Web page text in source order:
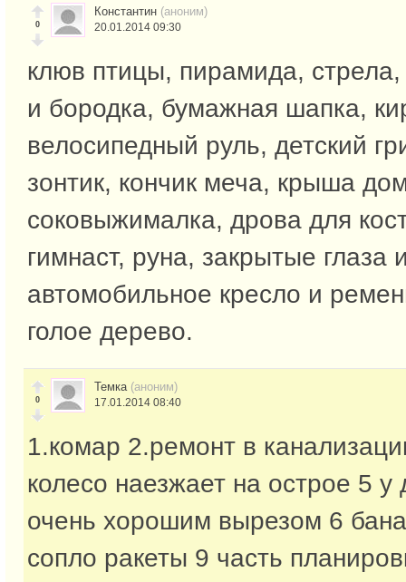
0
Константин (аноним)
20.01.2014 09:30
клюв птицы, пирамида,
и бородка, бумажная шапка,
велосипедный руль, детский
зонтик, кончик меча, крыша
соковыжималка, дрова для
гимнаст, руна, закрытые глаза
автомобильное кресло и
голое дерево.
0
Темка (аноним)
17.01.2014 08:40
1.комар 2.ремонт в
колесо наезжает на острое 5 у
очень хорошим вырезом 6
сопло ракеты 9 часть